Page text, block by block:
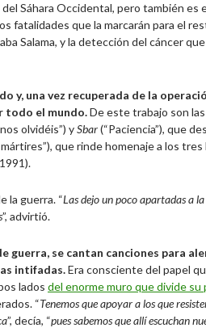
Sáhara Occidental, pero también es
fatalidades que la marcarán para el
Salama, y la detección del cáncer
y, una vez recuperada de la
todo el mundo.De este trabajo son
olvidéis”) ySbar(“Paciencia”), que
mártires”), que rinde homenaje a los
la guerra. “Las dejo un poco apartadas a
”, advirtió.
guerra, se cantan canciones para
intifadas.Era consciente del papel
lados del enorme muro que divide su
“Tenemos que apoyar a los que
”, decía, “pues sabemos que allí escuchan